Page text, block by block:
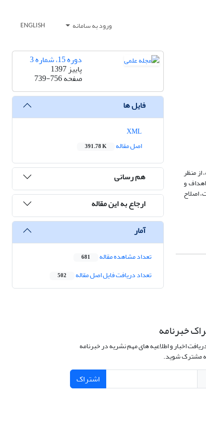
ورود به سامانه ENGLISH
منظر
و
اصلاح
دوره 15، شماره 3
پاییز 1397
صفحه739-756
فایل ها
اصل مقاله
391.78 K
هم رسانی
ارجاع به این مقاله
آمار
تعداد مشاهده مقاله 681
تعداد دریافت فایل اصل مقاله 502
خبرنامه
اخبار و اطلاعیه های مهم نشریه در خبرنامه
مشترک شوید.
اشتراک